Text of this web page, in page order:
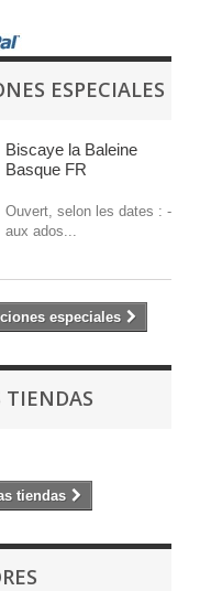
ESPECIALES
Biscaye la Baleine
Basque FR
Ouvert, selon les dates : -
aux ados...
especiales
TIENDAS
tiendas